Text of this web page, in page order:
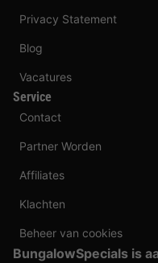
Privacy Statement
Blog
Vacatures
Service
Contact
Partner Worden
Affiliates
Klachten
Beheer van cookies
BungalowSpecials is